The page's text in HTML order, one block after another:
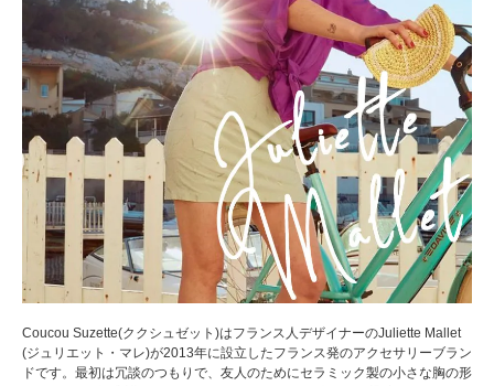
Coucou Suzette(ククシュゼット)はフランス人デザイナーのJuliette Mallet
(ジュリエット・マレ)が2013年に設立したフランス発のアクセサリーブラン
ドです。最初は冗談のつもりで、友人のためにセラミック製の小さな胸の形